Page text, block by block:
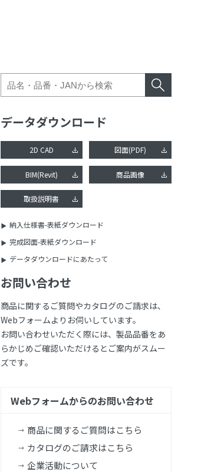
データダウンロード
2D CAD 図面(PDF)
BIM(Revit) 商品画像
取扱説明書
納入仕様書-表紙ダウンロード
完成図面-表紙ダウンロード
データダウンロードにあたって
お問い合わせ
商品に関するご質問やカタログのご請求は、
Webフォームよりお伺いしています。
お問い合わせいただく際には、製品品番をあ
らかじめご確認いただけるとご案内がスムー
ズです。
Webフォームからのお問い合わせ
商品に関するご質問はこちら
カタログのご請求はこちら
企業活動について